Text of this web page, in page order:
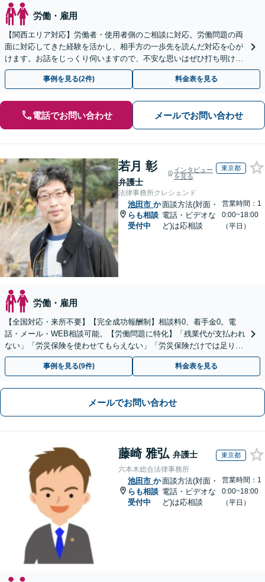
労働・雇用
【関西エリア対応】労働者・使用者側のご相談に対応。労働問題の両
面に対応してきた経験を活かし、相手方の一歩先を読んだ対応を心が
けます。お話をじっくり伺いますので、不安な思いはぜひ打ち明けて
ください【夜間・休日相談可（要予約）】
事例を見る(2件) 料金表を見る
電話でお問い合わせ メールでお問い合わせ
若月 彰
弁護士
インタビュー
を見る
東京都
法律事務所クレシェンド
池田市 か
らも相談
受付中
面談方法(対面・
電話・ビデオな
ど)は応相談
営業時間：1
0:00~18:00
（平日）
労働・雇用
【全国対応・来所不要】【完全成功報酬制】相談料0、着手金0。電
話・メール・WEB相談可能。【労働問題に特化】「残業代が支払われ
ない」「労災保険を使わせてもらえない」「労災保険だけでは足りな
い。損害賠償請求したい」など労働問題はお任せを。
事例を見る(9件) 料金表を見る
メールでお問い合わせ
藤崎 雅弘 弁護士 東京都
六本木総合法律事務所
池田市 か
らも相談
受付中
面談方法(対面・
電話・ビデオな
ど)は応相談
営業時間：1
0:00~18:00
（平日）